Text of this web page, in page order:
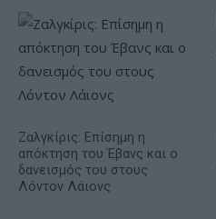
Ζαλγκίρις: Επίσημη η
απόκτηση του Έβανς και ο
δανεισμός του στους
Λόντον Λάιονς